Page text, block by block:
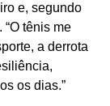
e, segundo
tênis me
a derrota
os dias.”